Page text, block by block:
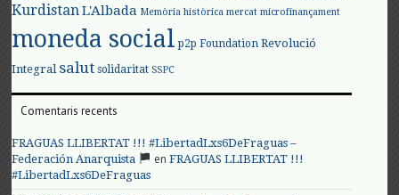
KurdistanL'Albada Memòria històrica mercat microfinançament
moneda social p2p Foundation Revolució
Integral salut solidaritat SSPC
Comentaris recents
FRAGUAS LLIBERTAT !!! #LibertadLxs6DeFraguas –
Federación Anarquista
enFRAGUAS LLIBERTAT !!!
#LibertadLxs6DeFraguas